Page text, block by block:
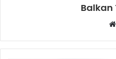
Balkan